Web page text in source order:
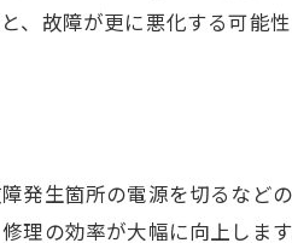
、故障が更に悪化する可能
発生箇所の電源を切るなど
理の効率が大幅に向上しま